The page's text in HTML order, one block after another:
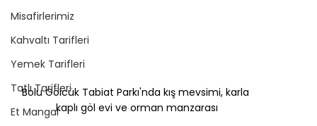
Misafirlerimiz
Kahvaltı Tarifleri
Yemek Tarifleri
Tatlı Tarifleri
Et Mangal
Bolu Gölcük Tabiat Parkı'nda kış mevsimi, karla
kaplı göl evi ve orman manzarası